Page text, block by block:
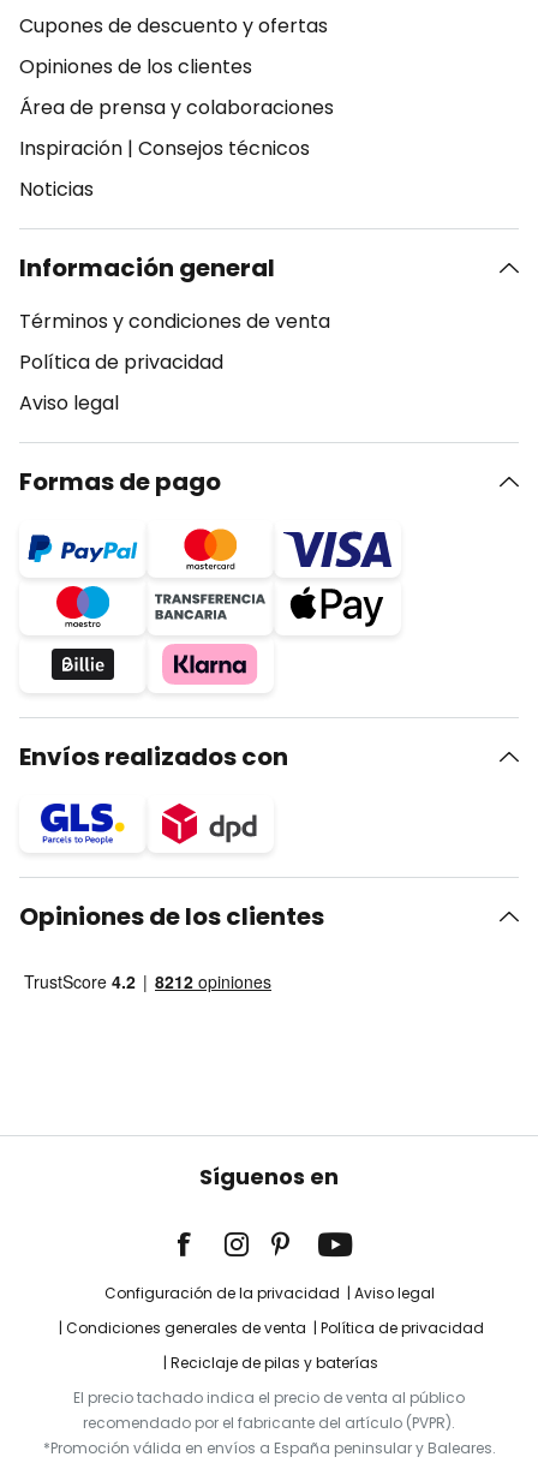
Cupones de descuento y ofertas
Opiniones de los clientes
Área de prensa y colaboraciones
Inspiración | Consejos técnicos
Noticias
Información general
Términos y condiciones de venta
Política de privacidad
Aviso legal
Formas de pago
Envíos realizados con
Opiniones de los clientes
Síguenos en
Configuración de la privacidad
Aviso legal
Condiciones generales de venta
Política de privacidad
Reciclaje de pilas y baterías
El precio tachado indica el precio de venta al público
recomendado por el fabricante del artículo (PVPR).
*Promoción válida en envíos a España peninsular y Baleares.